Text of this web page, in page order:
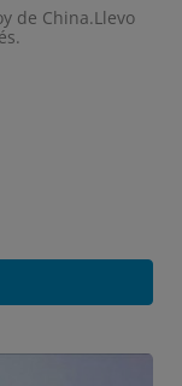
de China.Llevo